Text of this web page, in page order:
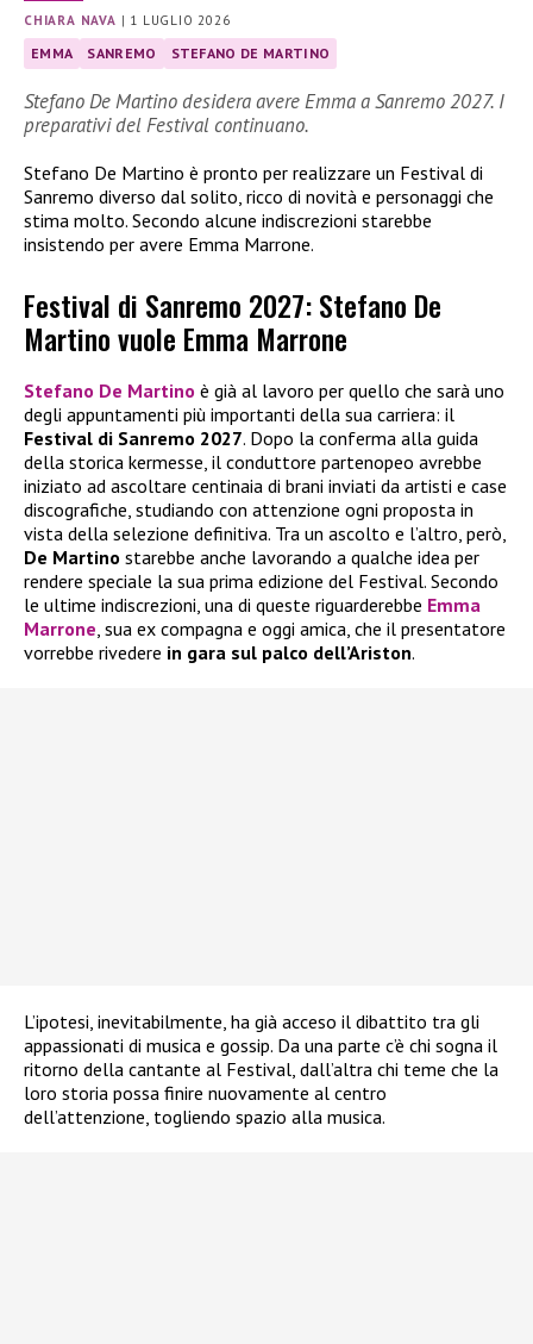
CHIARA NAVA | 1 LUGLIO 2026
EMMA SANREMO STEFANO DE MARTINO
Stefano De Martino desidera avere Emma a Sanremo 2027. I
preparativi del Festival continuano.
Stefano De Martino è pronto per realizzare un Festival di
Sanremo diverso dal solito, ricco di novità e personaggi che
stima molto. Secondo alcune indiscrezioni starebbe
insistendo per avere Emma Marrone.
Festival di Sanremo 2027: Stefano De
Martino vuole Emma Marrone
Stefano De Martino è già al lavoro per quello che sarà uno
degli appuntamenti più importanti della sua carriera: il
Festival di Sanremo 2027. Dopo la conferma alla guida
della storica kermesse, il conduttore partenopeo avrebbe
iniziato ad ascoltare centinaia di brani inviati da artisti e case
discografiche, studiando con attenzione ogni proposta in
vista della selezione definitiva. Tra un ascolto e l’altro, però,
De Martino starebbe anche lavorando a qualche idea per
rendere speciale la sua prima edizione del Festival. Secondo
le ultime indiscrezioni, una di queste riguarderebbe Emma
Marrone , sua ex compagna e oggi amica, che il presentatore
vorrebbe rivedere in gara sul palco dell’Ariston.
L’ipotesi, inevitabilmente, ha già acceso il dibattito tra gli
appassionati di musica e gossip. Da una parte c’è chi sogna il
ritorno della cantante al Festival, dall’altra chi teme che la
loro storia possa finire nuovamente al centro
dell’attenzione, togliendo spazio alla musica.